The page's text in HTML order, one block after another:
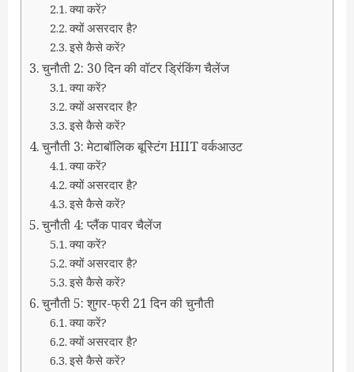
क्या करें?
क्यों असरदार है?
इसे कैसे करें?
चुनौती 2: 30 दिन की वॉटर ड्रिंकिंग चैलेंज
क्या करें?
क्यों असरदार है?
इसे कैसे करें?
चुनौती 3: मेटाबॉलिक बूस्टिंग HIIT वर्कआउट
क्या करें?
क्यों असरदार है?
इसे कैसे करें?
चुनौती 4: प्लैंक पावर चैलेंज
क्या करें?
क्यों असरदार है?
इसे कैसे करें?
चुनौती 5: शुगर-फ्री 21 दिन की चुनौती
क्या करें?
क्यों असरदार है?
इसे कैसे करें?